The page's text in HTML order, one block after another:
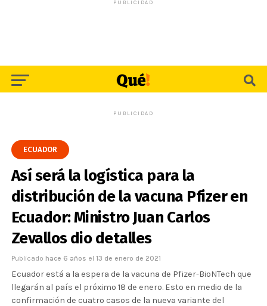
PUBLICIDAD
PUBLICIDAD
ECUADOR
Así será la logística para la
distribución de la vacuna Pfizer en
Ecuador: Ministro Juan Carlos
Zevallos dio detalles
Publicado hace 6 años el 13 de enero de 2021
Ecuador está a la espera de la vacuna de Pfizer-BioNTech que
llegarán al país el próximo 18 de enero. Esto en medio de la
confirmación de cuatro casos de la nueva variante del